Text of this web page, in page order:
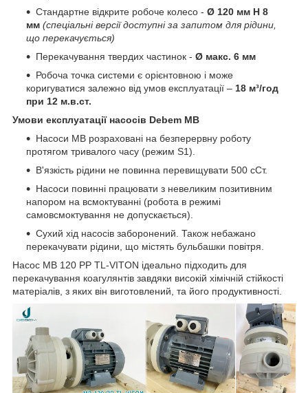
Стандартне відкрите робоче колесо - Ø 120 мм H 8
мм (спеціальні версії доступні за запитом для рідини,
що перекачується)
Перекачування твердих частинок - Ø макс. 6 мм
Робоча точка системи є орієнтовною і може
коригуватися залежно від умов експлуатації – 18 м³/год
при 12 м.в.ст.
Умови експлуатації насосів Debem MB
Насоси MB розраховані на безперервну роботу
протягом тривалого часу (режим S1).
В'язкість рідини не повинна перевищувати 500 сСт.
Насоси повинні працювати з невеликим позитивним
напором на всмоктуванні (робота в режимі
самовсмоктування не допускається).
Сухий хід насосів заборонений. Також небажано
перекачувати рідини, що містять бульбашки повітря.
Насос MB 120 PP TL-VITON ідеально підходить для
перекачування коагулянтів завдяки високій хімічній стійкості
матеріалів, з яких він виготовлений, та його продуктивності.